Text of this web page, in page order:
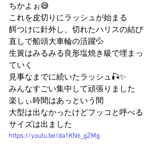
ちかよぉ😅
これを皮切りにラッシュが始まる
餌つけに針外し、切れたハリスの結び
直しで船頭大車輪の活躍💦
生簀はみるみる良形塩焼き級で埋まっ
ていく
見事なまでに続いたラッシュ🎣✨
みんなすごい集中して頑張りました
楽しぃ時間はあっという間
大型は出なかったけどフッコと呼べる
サイズは出ました
https://youtu.be/da1KN6_gZMg